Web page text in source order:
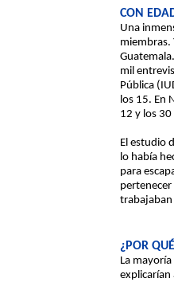
CON
Una
miembras.
mil
Pública
los 15. En
12 y los 30
El estudio
lo había
para
trabajaban
¿POR
La
explicarían